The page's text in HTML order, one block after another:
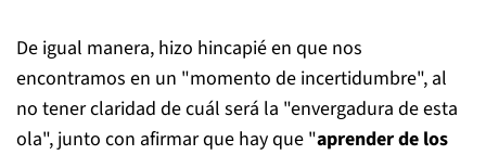
De igual manera, hizo hincapié en que nos
encontramos en un "momento de incertidumbre", al
no tener claridad de cuál será la "envergadura de esta
ola", junto con afirmar que hay que "aprender de los